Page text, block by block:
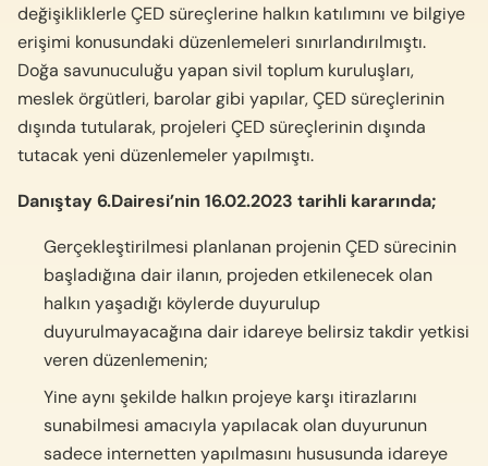
değişikliklerle ÇED süreçlerine halkın katılımını ve bilgiye
erişimi konusundaki düzenlemeleri sınırlandırılmıştı.
Doğa savunuculuğu yapan sivil toplum kuruluşları,
meslek örgütleri, barolar gibi yapılar, ÇED süreçlerinin
dışında tutularak, projeleri ÇED süreçlerinin dışında
tutacak yeni düzenlemeler yapılmıştı.
Danıştay 6.Dairesi’nin 16.02.2023 tarihli kararında;
Gerçekleştirilmesi planlanan projenin ÇED sürecinin
başladığına dair ilanın, projeden etkilenecek olan
halkın yaşadığı köylerde duyurulup
duyurulmayacağına dair idareye belirsiz takdir yetkisi
veren düzenlemenin;
Yine aynı şekilde halkın projeye karşı itirazlarını
sunabilmesi amacıyla yapılacak olan duyurunun
sadece internetten yapılmasını hususunda idareye